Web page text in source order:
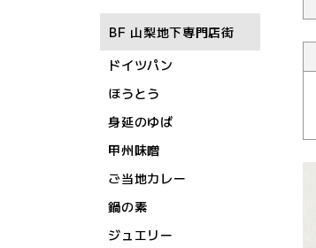
BF 山梨地下専門店街
ドイツパン
ほうとう
身延のゆば
甲州味噌
ご当地カレー
鍋の素
ジュエリー